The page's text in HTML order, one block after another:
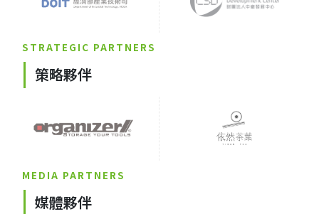
STRATEGIC PARTNERS
策略夥伴
MEDIA PARTNERS
媒體夥伴